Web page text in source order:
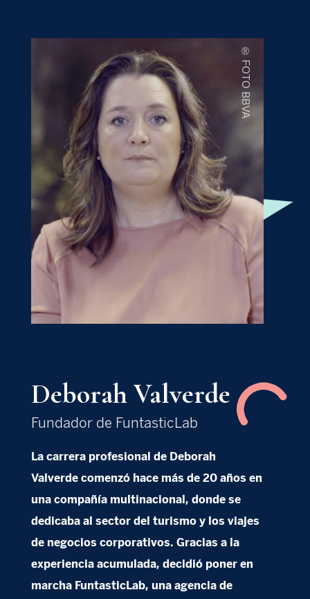
® FOTO BBVA
Deborah Valverde
Fundador de FuntasticLab
La carrera profesional de Deborah
Valverde comenzó hace más de 20 años en
una compañía multinacional, donde se
dedicaba al sector del turismo y los viajes
de negocios corporativos. Gracias a la
experiencia acumulada, decidió poner en
marcha FuntasticLab, una agencia de